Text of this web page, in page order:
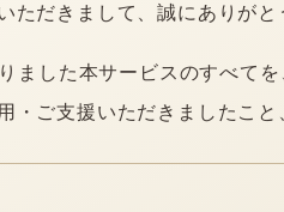
だきまして、誠にありがと
ました本サービスのすべて
・ご支援いただきましたこと